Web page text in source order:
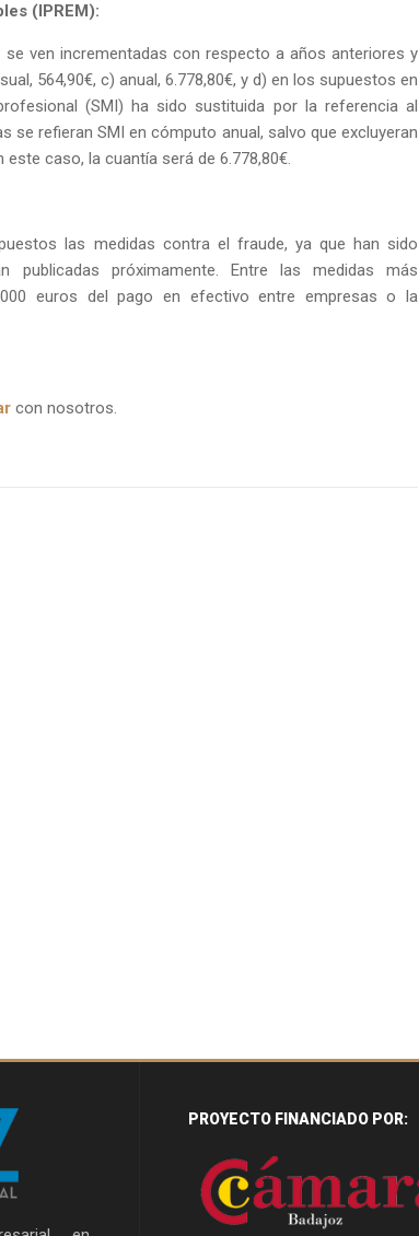
(IPREM):
ven incrementadas con respecto a años anteriores y
564,90€, c) anual, 6.778,80€, y d) en los supuestos en
(SMI) ha sido sustituida por la referencia al
se refieran SMI en cómputo anual, salvo que excluyeran
caso, la cuantía será de 6.778,80€.
las medidas contra el fraude, ya que han sido
publicadas próximamente. Entre las medidas más
euros del pago en efectivo entre empresas o la
con nosotros.
PROYECTO FINANCIADO POR: